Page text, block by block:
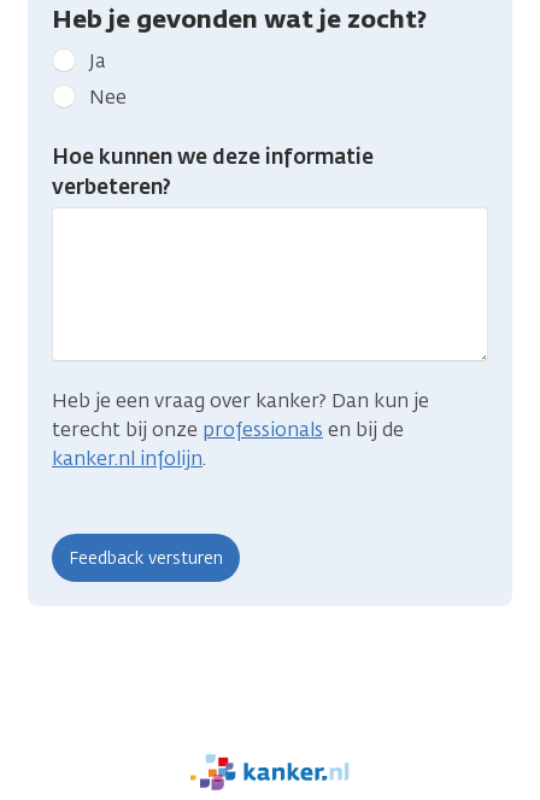
Heb je gevonden wat je zocht?
Geef
kanker.nl
feedback:
Heb
gevonden
Ja
Nee
Hoe kunnen we deze informatie
verbeteren?
Heb je een vraag over kanker? Dan kun je
terecht bij onze professionals en bij de
kanker.nl infolijn.
We